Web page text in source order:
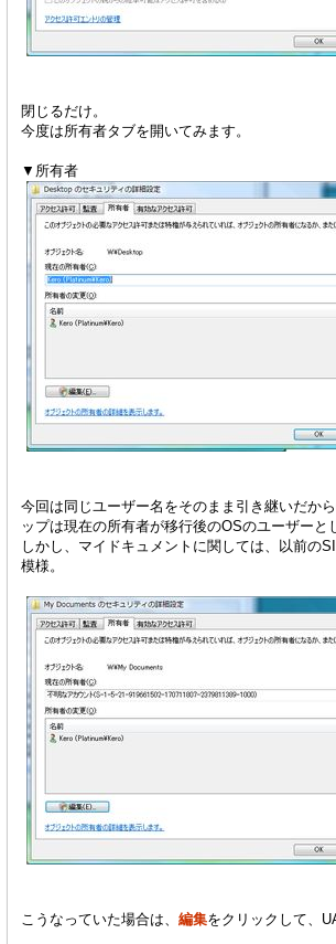
閉じるだけ。
今度は所有者タブを開いてみます。
▼所有者
今回は同じユーザー名をそのまま引き継いだか
ップは現在の所有者が移行後のOSのユーザーと
しかし、マイドキュメントに関しては、以前の
模様。
こうなっていた場合は、 編集をクリックして、